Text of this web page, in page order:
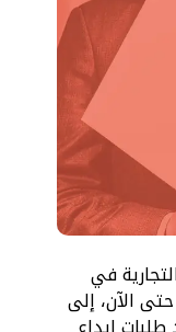
في
الآن، إلى